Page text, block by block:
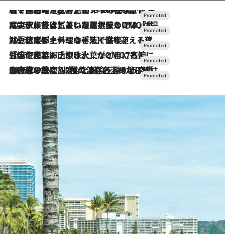
8 Hours Ago
【トンボの足水浴】ヒノキの香りに包まれて涼感マックス！約13℃の湧水かけ流しを避暑地「星野温泉 トンボの湯」で体験
2026.7.31
【ホテル帰省】という選択肢をOMOが提案。家族とほどよい距離を保つには「昼は実家、夜は気兼ねなくホテルで！」
2026.7.24
【夏限定ディナーコース】旬を迎える稚鮎や花ズッキーニなどをイタリア・トスカーナの郷土料理の手法で満喫！
2026.7.17
「土佐和ハーブかき氷」がOMO7高知に登場！生姜、山椒、大葉など目にも舌にも涼を呼ぶ郷土の味
2026.7.10
NEW OPEN！【界 草津】名湯の地に誕生。趣の異なる2種の温泉と上州ならではの会席・蕎麦割烹など美食を味わう究極の癒やし旅